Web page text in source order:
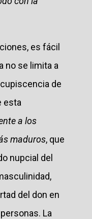
es fácil
no se limita a
de
esta
a los
maduros, que
nupcial del
del don en
La